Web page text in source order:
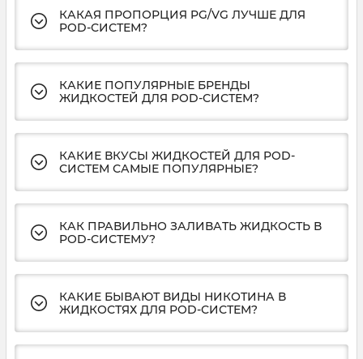
КАКАЯ ПРОПОРЦИЯ PG/VG ЛУЧШЕ ДЛЯ
POD-СИСТЕМ?
КАКИЕ ПОПУЛЯРНЫЕ БРЕНДЫ
ЖИДКОСТЕЙ ДЛЯ POD-СИСТЕМ?
КАКИЕ ВКУСЫ ЖИДКОСТЕЙ ДЛЯ POD-
СИСТЕМ САМЫЕ ПОПУЛЯРНЫЕ?
КАК ПРАВИЛЬНО ЗАЛИВАТЬ ЖИДКОСТЬ В
POD-СИСТЕМУ?
КАКИЕ БЫВАЮТ ВИДЫ НИКОТИНА В
ЖИДКОСТЯХ ДЛЯ POD-СИСТЕМ?